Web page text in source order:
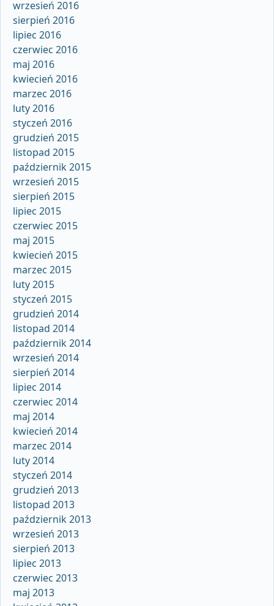
wrzesień 2016
sierpień 2016
lipiec 2016
czerwiec 2016
maj 2016
kwiecień 2016
marzec 2016
luty 2016
styczeń 2016
grudzień 2015
listopad 2015
październik 2015
wrzesień 2015
sierpień 2015
lipiec 2015
czerwiec 2015
maj 2015
kwiecień 2015
marzec 2015
luty 2015
styczeń 2015
grudzień 2014
listopad 2014
październik 2014
wrzesień 2014
sierpień 2014
lipiec 2014
czerwiec 2014
maj 2014
kwiecień 2014
marzec 2014
luty 2014
styczeń 2014
grudzień 2013
listopad 2013
październik 2013
wrzesień 2013
sierpień 2013
lipiec 2013
czerwiec 2013
maj 2013